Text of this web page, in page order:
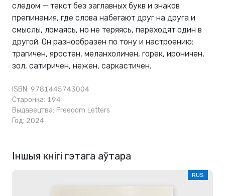
следом — текст без заглавных букв и знаков
препинания, где слова набегают друг на друга и
смыслы, ломаясь, но не теряясь, переходят один в
другой. Он разнообразен по тону и настроению:
трагичен, яростен, меланхоличен, горек, ироничен,
зол, сатиричен, нежен, саркастичен.
ISBN: 9781445743004
Старонка: 194
Выдавецтва: Freedom Letters
Год: 2024
Іншыя кнігі гэтага аўтара
RUS